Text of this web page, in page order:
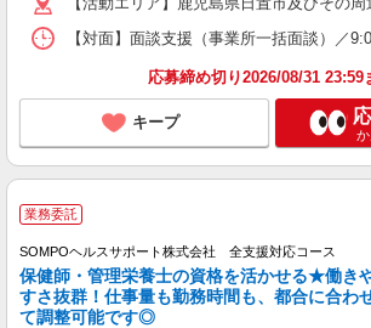
【対面】面談支援（事業所一括面談）／
応募締め切り2026/08/31 23:59
キープ
業務委託
SOMPOヘルスサポート株式会社 全支援対応コース
保健師・管理栄養士の資格を活かせる★働き
すさ抜群！仕事量も勤務時間も、都合に合わ
て調整可能です◎